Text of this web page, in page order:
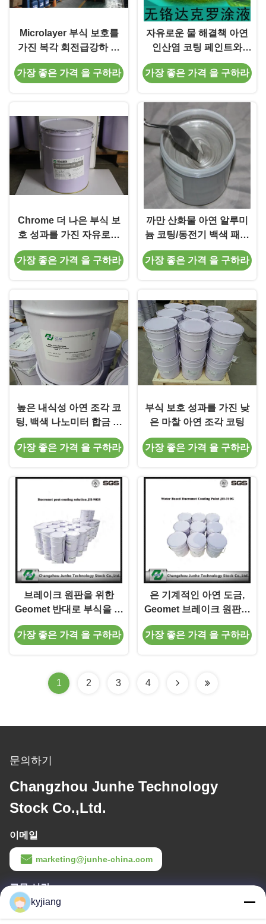
Microlayer 부식 보호를
가진 복각 회전급강하 아
연 조각 코팅
가장 좋은 가격 을 구하라
자유로운 물 해결책 아연
인산염 코팅 페인트와
Chrome 기계설비 FOT
살포
가장 좋은 가격 을 구하라
Chrome 더 나은 부식 보
호 성과를 가진 자유로운
아연 조각 코팅
가장 좋은 가격 을 구하라
까만 산화물 아연 알루미
늄 코팅/동전기 백색 패시
베이션 아연 도금
가장 좋은 가격 을 구하라
높은 내식성 아연 조각 코
팅, 백색 나노미터 합금 코
팅
가장 좋은 가격 을 구하라
부식 보호 성과를 가진 낮
은 마찰 아연 조각 코팅
가장 좋은 가격 을 구하라
브레이크 원판을 위한
Geomet 반대로 부식을 입
히는은 기계적인 아연 조
각
가장 좋은 가격 을 구하라
은 기계적인 아연 도금,
Geomet 브레이크 원판을
위한 반대로 부식 코팅
가장 좋은 가격 을 구하라
1 2 3 4
문의하기
Changzhou Junhe Technology
Stock Co.,Ltd.
이메일
marketing@junhe-china.com
근무 시간
8:00-17:30
kyjiang